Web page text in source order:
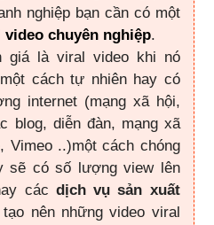
nghiệp bạn cần có một
chuyên nghiệp.
giá là viral video khi nó
cách tự nhiên hay có
internet (mạng xã hội,
blog, diễn đàn, mạng xã
Vimeo ..)một cách chóng
sẽ có số lượng view lên
các dịch vụ sản xuất
tạo nên những video viral